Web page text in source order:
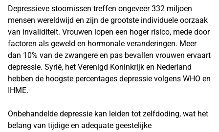
Depressieve stoornissen treffen ongeveer 332 miljoen
mensen wereldwijd en zijn de grootste individuele oorzaak
van invaliditeit. Vrouwen lopen een hoger risico, mede door
factoren als geweld en hormonale veranderingen. Meer
dan 10% van de zwangere en pas bevallen vrouwen ervaart
depressie. Syrië, het Verenigd Koninkrijk en Nederland
hebben de hoogste percentages depressie volgens WHO en
IHME.
Onbehandelde depressie kan leiden tot zelfdoding, wat het
belang van tijdige en adequate geestelijke